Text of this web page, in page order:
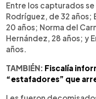
Entre los capturados
Rodríguez, de 32 años;
20 años; Norma del
Hernández, 28 años; y
años.
TAMBIÉN: Fiscalía
“estafadores” que